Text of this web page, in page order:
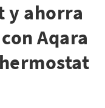
y ahorra
Aqara